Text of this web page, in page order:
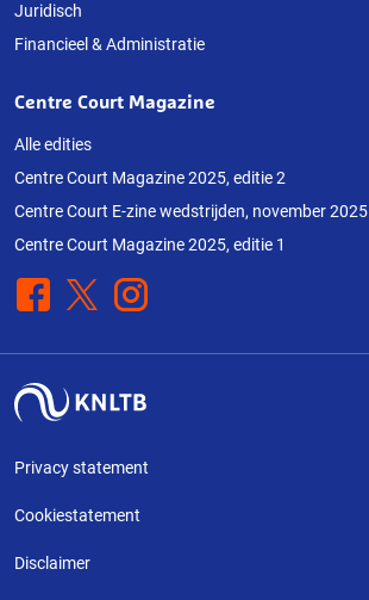
Juridisch
Financieel & Administratie
Centre Court Magazine
Alle edities
Centre Court Magazine 2025, editie 2
Centre Court E-zine wedstrijden, november 2025
Centre Court Magazine 2025, editie 1
Facebook
X Instagram
Privacy statement
Cookiestatement
Disclaimer